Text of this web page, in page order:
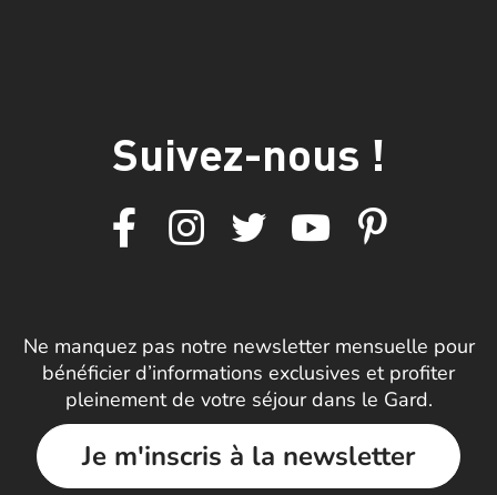
Suivez-nous !
Ne manquez pas notre newsletter mensuelle pour
bénéficier d’informations exclusives et profiter
pleinement de votre séjour dans le Gard.
Je m'inscris à la newsletter